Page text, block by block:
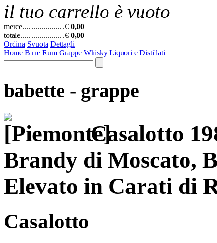
il tuo carrello è vuoto
merce......................€ 0,00
totale.......................€ 0,00
Ordina Svuota Dettagli
Home Birre Rum Grappe Whisky Liquori e Distillati
babette - grappe
Casalotto
Brandy di Moscato,
Elevato in Carati di
Casalotto